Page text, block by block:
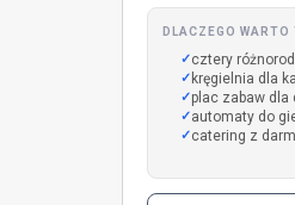
DLACZEGO
cztery
kręgielnia dla
plac zabaw dla
automaty do
catering z